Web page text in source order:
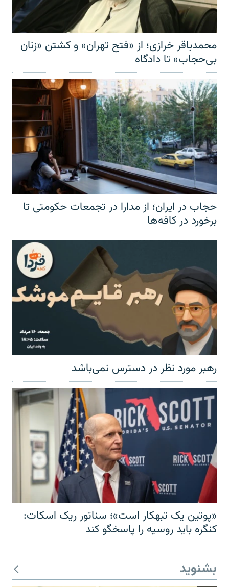
محمدباقر خرازی؛ از «فتح تهران» و کشتن «زنان
بی‌حجاب» تا دادگاه
حجاب در ایران؛ از مدارا در تجمعات حکومتی تا
برخورد در کافه‌ها
رهبر مورد نظر در دسترس نمی‌باشد
«پوتین یک تبهکار است»؛ سناتور ریک اسکات:
کنگره باید روسیه را پاسخگو کند
بشنوید